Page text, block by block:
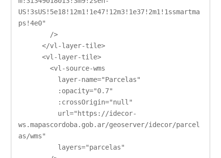
US!3sUS!5e18!12m1!1e47!12m3!1e37!2m1!1ssmartma
ps!4e0"
      </vl-layer-tile>
      <vl-layer-tile>
        <vl-source-wms
ws.mapascordoba.gob.ar/geoserver/idecor/parcel
as/wms"